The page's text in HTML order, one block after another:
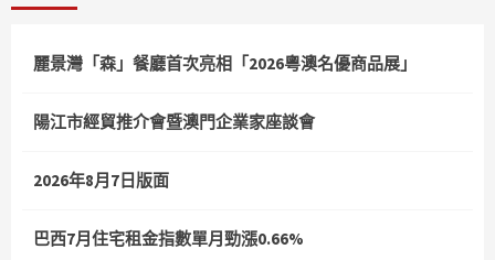
麗景灣「森」餐廳首次亮相「2026粵澳名優商品展」
陽江市經貿推介會暨澳門企業家座談會
2026年8月7日版面
巴西7月住宅租金指數單月勁漲0.66%